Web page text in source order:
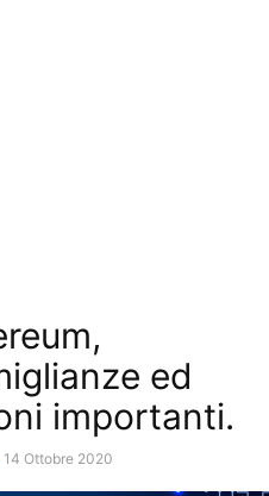
ed
importanti.
14 Ottobre 2020